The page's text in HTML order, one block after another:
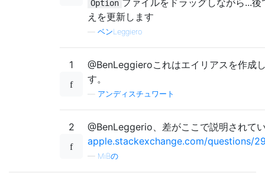
Option
えを更新します
ベンLeggiero
1
@BenLeggieroこれはエイリアスを作成
す。
アンディスチュワート
2
@BenLeggerio、差がここで説明されて
apple.stackexchange.com/questions/
— MiBの